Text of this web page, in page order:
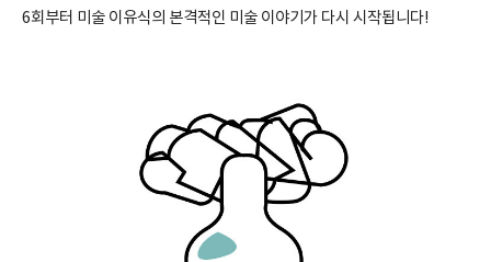
6회부터 미술 이유식의 본격적인 미술 이야기가 다시 시작됩니다!